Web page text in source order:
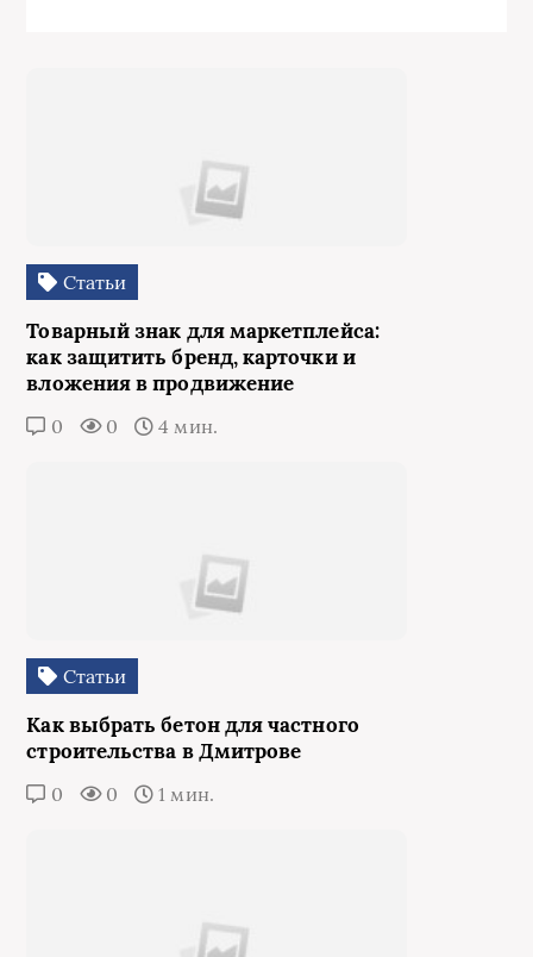
Статьи
Товарный знак для маркетплейса:
как защитить бренд, карточки и
вложения в продвижение
0 0 4 мин.
Статьи
Как выбрать бетон для частного
строительства в Дмитрове
0 0 1 мин.